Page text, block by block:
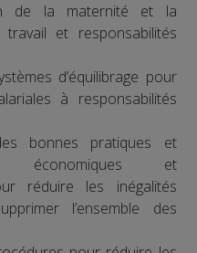
de la maternité et la
et responsabilités
d’équilibrage pour
à responsabilités
bonnes pratiques et
économiques et
réduire les inégalités
l’ensemble des